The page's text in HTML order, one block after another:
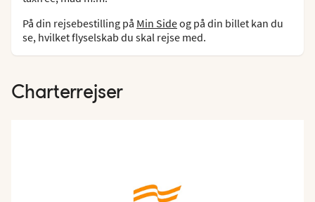
På din rejsebestilling på Min Sideog på din billet kan du
se, hvilket flyselskab du skal rejse med.
Charterrejser